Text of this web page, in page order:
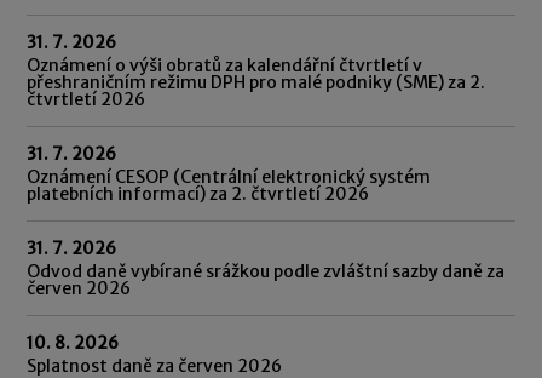
31. 7. 2026
Oznámení o výši obratů za kalendářní čtvrtletí v
přeshraničním režimu DPH pro malé podniky (SME) za 2.
čtvrtletí 2026
31. 7. 2026
Oznámení CESOP (Centrální elektronický systém
platebních informací) za 2. čtvrtletí 2026
31. 7. 2026
Odvod daně vybírané srážkou podle zvláštní sazby daně za
červen 2026
10. 8. 2026
Splatnost daně za červen 2026